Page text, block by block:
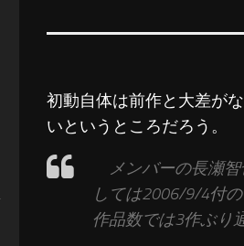
初動自体は前作と大差が
いというところだろう。
メンバーの長瀬智
しては2006/9/4付の
作品数では3作ぶり